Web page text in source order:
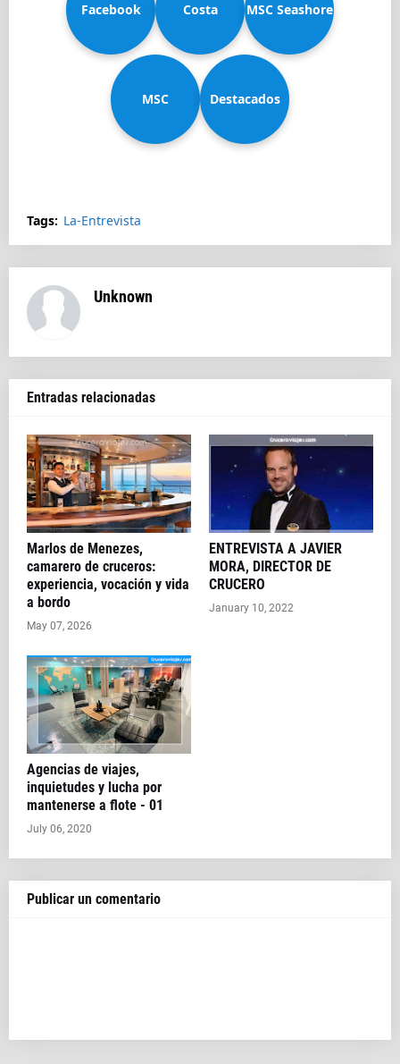
Facebook Costa
Diadema
MSC Seashore
MSC Destacados
Tags: La-Entrevista
Unknown
Entradas relacionadas
Marlos de Menezes,
camarero de cruceros:
experiencia, vocación y vida
a bordo
May 07, 2026
ENTREVISTA A JAVIER
MORA, DIRECTOR DE
CRUCERO
January 10, 2022
Agencias de viajes,
inquietudes y lucha por
mantenerse a flote - 01
July 06, 2020
Publicar un comentario